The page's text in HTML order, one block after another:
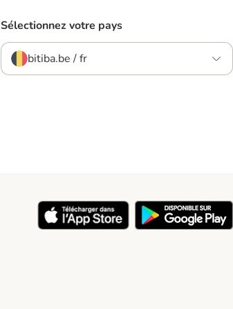
Sélectionnez votre pays
bitiba.be / fr